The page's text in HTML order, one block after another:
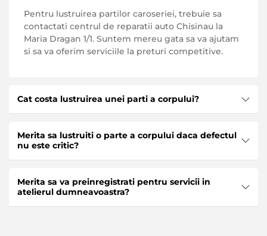
Pentru lustruirea partilor caroseriei, trebuie sa
contactati centrul de reparatii auto Chisinau la
Maria Dragan 1/1. Suntem mereu gata sa va ajutam
si sa va oferim serviciile la preturi competitive.
Cat costa lustruirea unei parti a corpului?
de la 500 lei. Cu toate acestea, acest pret nu poate
problematica a masinii si au evaluat volumul
lucrarilor viitoare.
Merita sa lustruiti o parte a corpului daca defectul
nu este critic?
separat al corpului, lucrarile de reparatie sunt pur si
Merita sa va preinregistrati pentru servicii in
atelierul dumneavoastra?